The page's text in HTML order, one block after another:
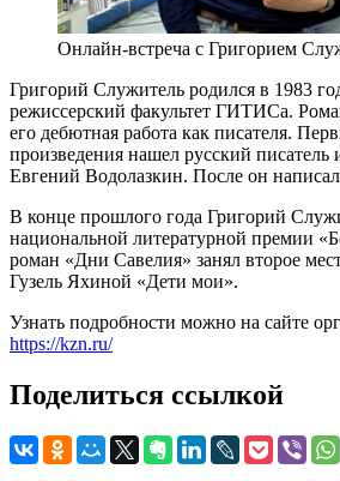
Онлайн-встреча с Григорием
Григорий Служитель родился в 1983
режиссерский факультет ГИТИСа.
его дебютная работа как писателя.
произведения нашел русский писатель
Евгений Водолазкин. После он
В конце прошлого года Григорий
национальной литературной премии
роман «Дни Савелия» занял второе
Гузель Яхиной «Дети мои».
Узнать подробности можно на сайте
https://kzn.ru/
Поделиться ссылкой